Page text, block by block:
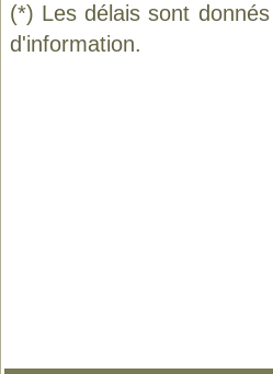
(*) Les délais sont
d'information.